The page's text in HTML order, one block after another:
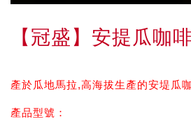
【冠盛】安提瓜咖
產於瓜地馬拉,高海拔生產的安堤瓜
產品型號：